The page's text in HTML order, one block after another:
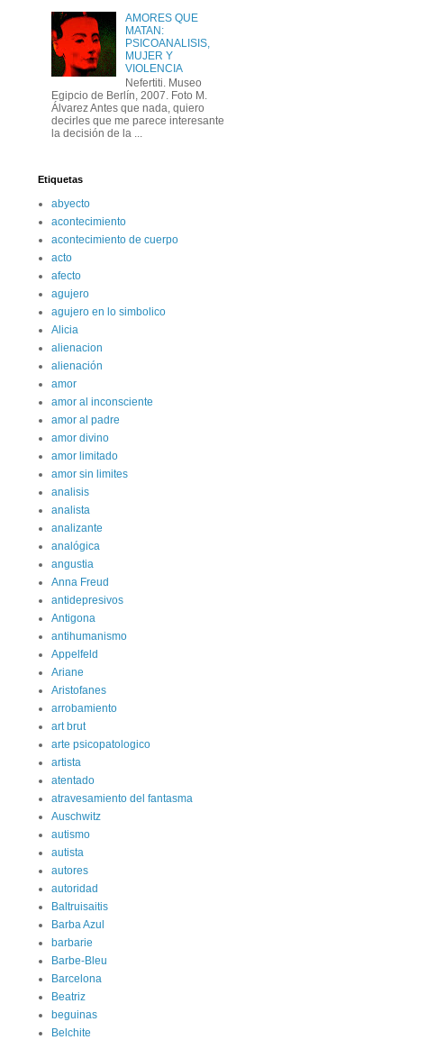
AMORES QUE
MATAN:
PSICOANALISIS,
MUJER Y
VIOLENCIA
Nefertiti. Museo
Egipcio de Berlín, 2007. Foto M.
Álvarez Antes que nada, quiero
decirles que me parece interesante
la decisión de la ...
Etiquetas
abyecto
acontecimiento
acontecimiento de cuerpo
acto
afecto
agujero
agujero en lo simbolico
Alicia
alienacion
alienación
amor
amor al inconsciente
amor al padre
amor divino
amor limitado
amor sin limites
analisis
analista
analizante
analógica
angustia
Anna Freud
antidepresivos
Antigona
antihumanismo
Appelfeld
Ariane
Aristofanes
arrobamiento
art brut
arte psicopatologico
artista
atentado
atravesamiento del fantasma
Auschwitz
autismo
autista
autores
autoridad
Baltruisaitis
Barba Azul
barbarie
Barbe-Bleu
Barcelona
Beatriz
beguinas
Belchite